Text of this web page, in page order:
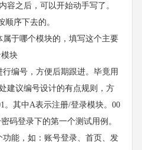
之后，可以开始动手写了。
序下去的。
于哪个模块的，填写这个主要
块
编号，方便后期跟进。毕竟用
建议编号设计的有点规则，方
。其中A表示注册/登录模块。00
码登录下的第一个测试用例。
能，如：账号登录、首页、发